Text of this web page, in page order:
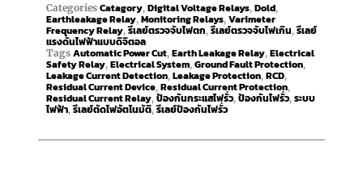
Categories Catagory, Digital Voltage Relays, Dold,
Earthleakage Relay, Monitoring Relays, Varimeter
Frequency Relay,รีเลย์ตรวจจับไฟตก,รีเลย์ตรวจจับไฟเกิน,รีเลย์
แรงดันไฟฟ้าแบบดิจิตอล
Tags Automatic Power Cut, Earth Leakage Relay, Electrical
Safety Relay, Electrical System, Ground Fault Protection,
Leakage Current Detection, Leakage Protection, RCD,
Residual Current Device, Residual Current Protection,
Residual Current Relay, ป้องกันกระแสไฟรั่ว, ป้องกันไฟรั่ว, ระบบ
ไฟฟ้า,รีเลย์ตัดไฟอัตโนมัติ,รีเลย์ป้องกันไฟรั่ว